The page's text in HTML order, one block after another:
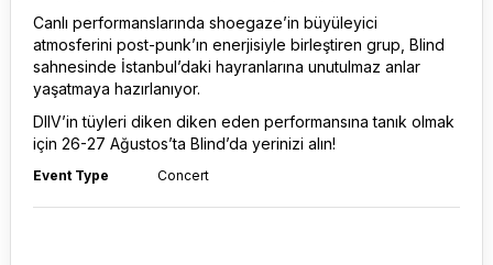
Canlı performanslarında shoegaze’in büyüleyici
atmosferini post-punk’ın enerjisiyle birleştiren grup, Blind
sahnesinde İstanbul’daki hayranlarına unutulmaz anlar
yaşatmaya hazırlanıyor.
DIIV’in tüyleri diken diken eden performansına tanık olmak
için 26-27 Ağustos’ta Blind’da yerinizi alın!
Event Type Concert